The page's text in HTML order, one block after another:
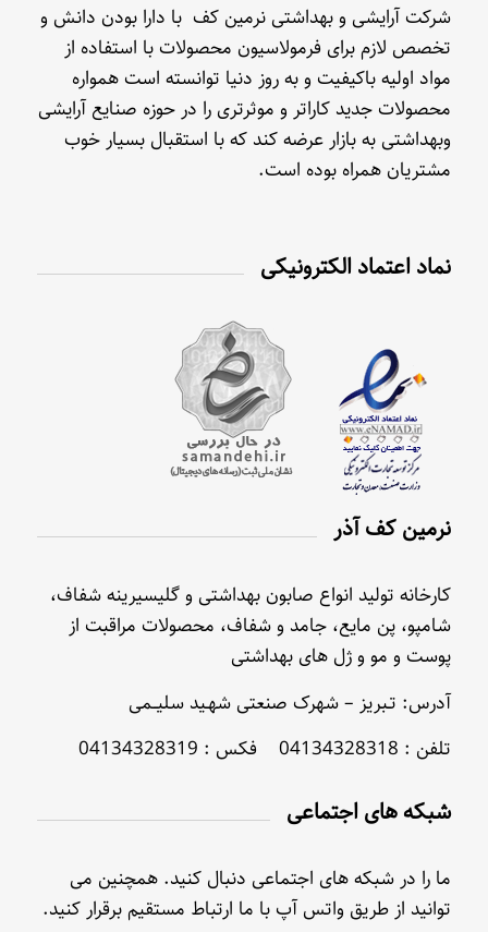
شرکت آرایشی و بهداشتی نرمین کف با دارا بودن دانش و
تخصص لازم برای فرمولاسیون محصولات با استفاده از
مواد اولیه باکیفیت و به روز دنیا توانسته است همواره
محصولات جدید کاراتر و موثرتری را در حوزه صنایع آرایشی
وبهداشتی به بازار عرضه کند که با استقبال بسیار خوب
مشتریان همراه بوده است.
نماد اعتماد الکترونیکی
نرمین کف آذر
کارخانه تولید انواع صابون بهداشتی و گلیسیرینه شفاف،
شامپو، پن مایع، جامد و شفاف، محصولات مراقبت از
پوست و مو و ژل های بهداشتی
آدرس: تـبریز – شهرک صنعتی شهـید سلیــمی
تلفن : 04134328318 فکس : 04134328319
شبکه های اجتماعی
ما را در شبکه های اجتماعی دنبال کنید. همچنین می
توانید از طریق واتس آپ با ما ارتباط مستقیم برقرار کنید.